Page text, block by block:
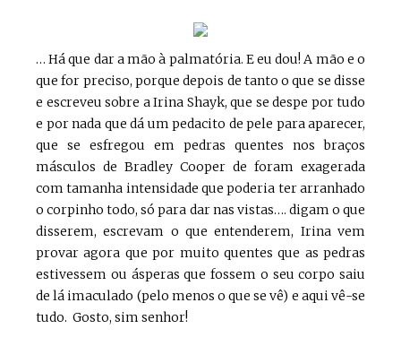
… Há que dar a mão à palmatória. E eu dou! A mão e o
que for preciso, porque depois de tanto o que se disse
e escreveu sobre a Irina Shayk, que se despe por tudo
e por nada que dá um pedacito de pele para aparecer,
que se esfregou em pedras quentes nos braços
másculos de Bradley Cooper de foram exagerada
com tamanha intensidade que poderia ter arranhado
o corpinho todo, só para dar nas vistas…. digam o que
disserem, escrevam o que entenderem, Irina vem
provar agora que por muito quentes que as pedras
estivessem ou ásperas que fossem o seu corpo saiu
de lá imaculado (pelo menos o que se vê) e aqui vê-se
tudo. Gosto, sim senhor!